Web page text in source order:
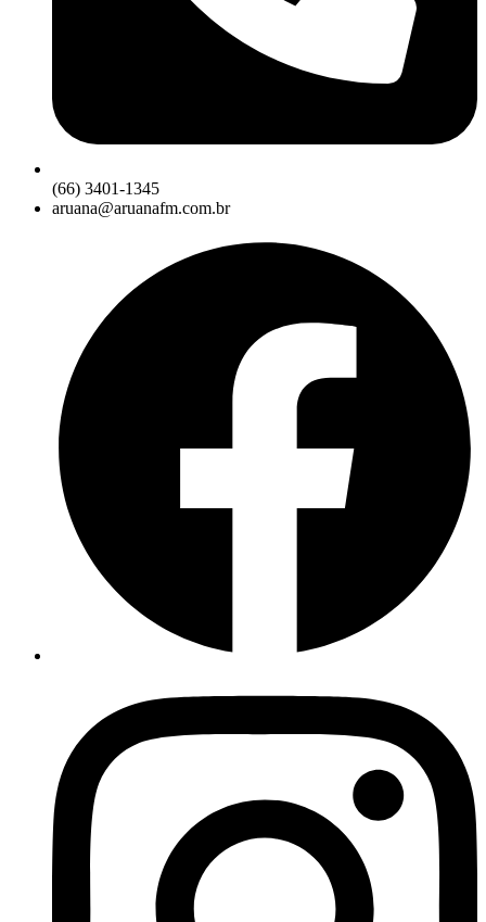
(66) 3401-1345
aruana@aruanafm.com.br